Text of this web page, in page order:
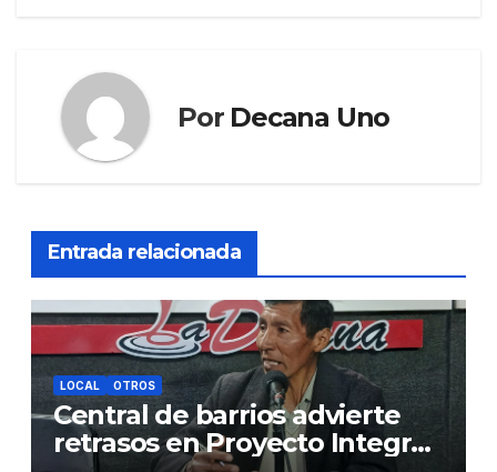
Por Decana Uno
Entrada relacionada
LOCAL OTROS
Central de barrios advierte
retrasos en Proyecto Integral